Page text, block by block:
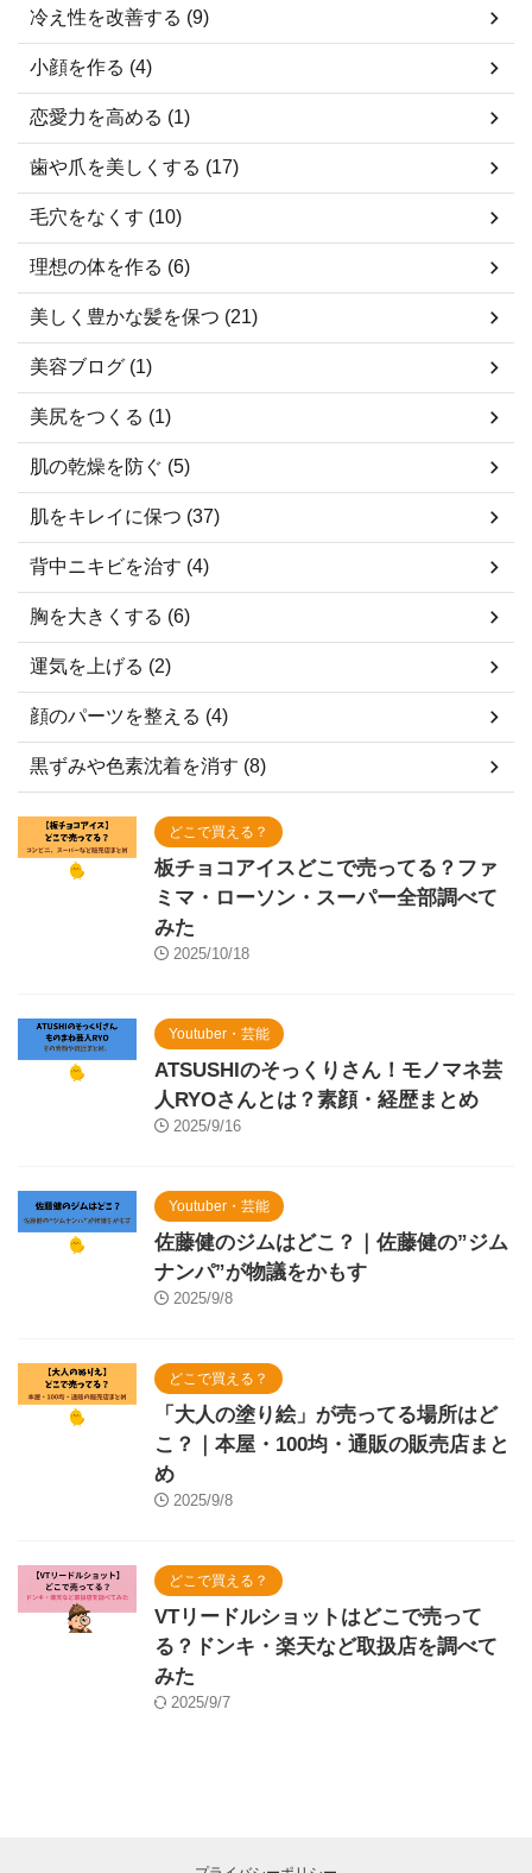
冷え性を改善する (9)
小顔を作る (4)
恋愛力を高める (1)
歯や爪を美しくする (17)
毛穴をなくす (10)
理想の体を作る (6)
美しく豊かな髪を保つ (21)
美容ブログ (1)
美尻をつくる (1)
肌の乾燥を防ぐ (5)
肌をキレイに保つ (37)
背中ニキビを治す (4)
胸を大きくする (6)
運気を上げる (2)
顔のパーツを整える (4)
黒ずみや色素沈着を消す (8)
どこで買える？
板チョコアイスどこで売ってる？ファ
ミマ・ローソン・スーパー全部調べて
みた
2025/10/18
Youtuber・芸能
ATSUSHIのそっくりさん！モノマネ芸
人RYOさんとは？素顔・経歴まとめ
2025/9/16
Youtuber・芸能
佐藤健のジムはどこ？｜佐藤健の”ジム
ナンパ”が物議をかもす
2025/9/8
どこで買える？
「大人の塗り絵」が売ってる場所はど
こ？｜本屋・100均・通販の販売店まと
め
2025/9/8
どこで買える？
VTリードルショットはどこで売って
る？ドンキ・楽天など取扱店を調べて
みた
2025/9/7